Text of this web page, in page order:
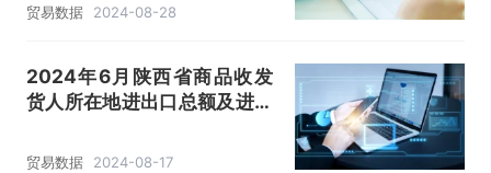
贸易数据 2024-08-28
2024年6月陕西省商品收发
货人所在地进出口总额及进出
贸易数据 2024-08-17